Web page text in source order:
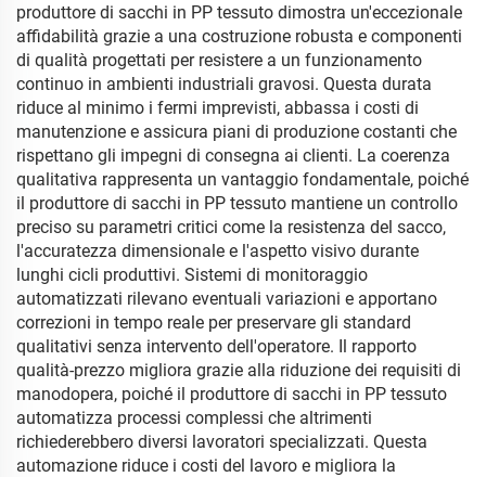
produttore di sacchi in PP tessuto dimostra un'eccezionale
affidabilità grazie a una costruzione robusta e componenti
di qualità progettati per resistere a un funzionamento
continuo in ambienti industriali gravosi. Questa durata
riduce al minimo i fermi imprevisti, abbassa i costi di
manutenzione e assicura piani di produzione costanti che
rispettano gli impegni di consegna ai clienti. La coerenza
qualitativa rappresenta un vantaggio fondamentale, poiché
il produttore di sacchi in PP tessuto mantiene un controllo
preciso su parametri critici come la resistenza del sacco,
l'accuratezza dimensionale e l'aspetto visivo durante
lunghi cicli produttivi. Sistemi di monitoraggio
automatizzati rilevano eventuali variazioni e apportano
correzioni in tempo reale per preservare gli standard
qualitativi senza intervento dell'operatore. Il rapporto
qualità-prezzo migliora grazie alla riduzione dei requisiti di
manodopera, poiché il produttore di sacchi in PP tessuto
automatizza processi complessi che altrimenti
richiederebbero diversi lavoratori specializzati. Questa
automazione riduce i costi del lavoro e migliora la